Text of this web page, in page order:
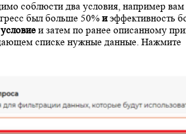
соблюсти два условия, например вам
был больше 50% иэффективность
и затем по ранее описанному
списке нужные данные. Нажмите